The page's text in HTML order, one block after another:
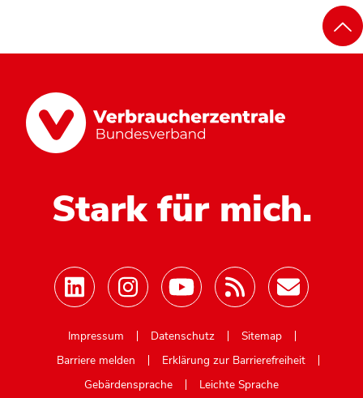
Stark für mich.
Impressum
Datenschutz
Sitemap
Barriere melden
Erklärung zur Barrierefreiheit
Gebärdensprache
Leichte Sprache